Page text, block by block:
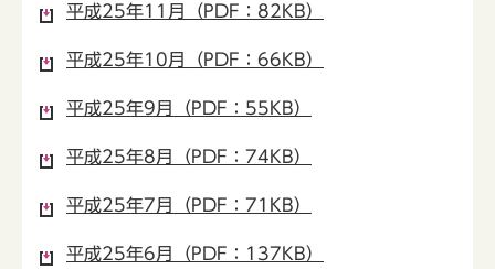
平成25年11月（PDF：82KB）
平成25年10月（PDF：66KB）
平成25年9月（PDF：55KB）
平成25年8月（PDF：74KB）
平成25年7月（PDF：71KB）
平成25年6月（PDF：137KB）